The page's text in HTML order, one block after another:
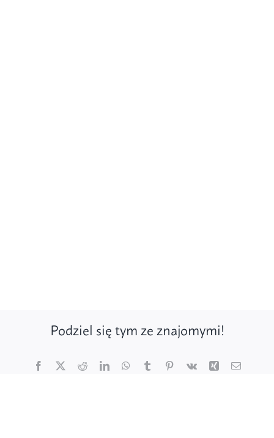
Podziel się tym ze znajomymi!
Facebook
X RedditLinkedInWhatsApp
TumblrPinterest
Vk Xing Email